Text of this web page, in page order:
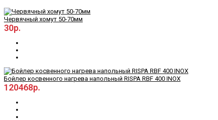
Червячный хомут 50-70мм
30р.
Бойлер косвенного нагрева напольный RISPA RBF 400 INOX
120468р.